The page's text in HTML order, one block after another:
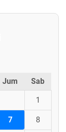
Jum Sab
1
7 8